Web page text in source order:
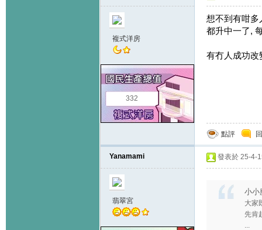
複式洋房
332
想不到有咁多
都升中一了,
有冇人成功改
點評
Yanamami
翡翠宮
發表於 25-4-
小小
大家
先肯
...